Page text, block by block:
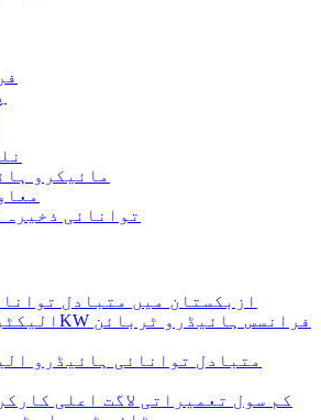
مائیکرو
توانائی
متبادل توانائی ہائیڈرو